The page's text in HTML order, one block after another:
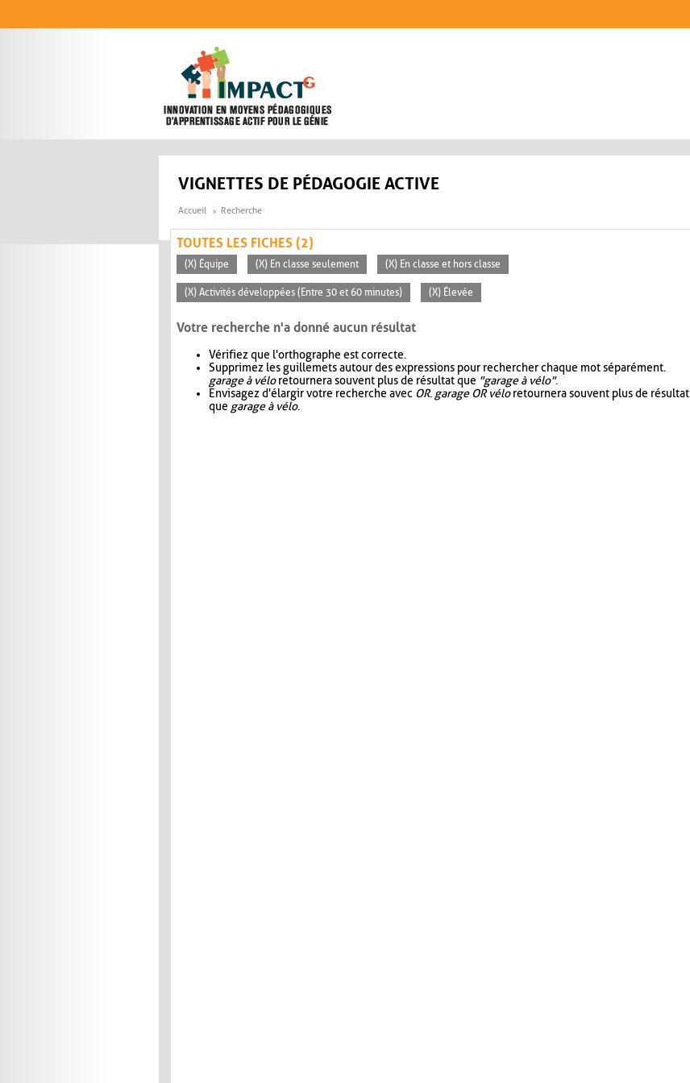
VIGNETTES DE PÉDAGOGIE ACTIVE
Accueil Recherche
TOUTES LES FICHES (2)
(X) Équipe (X) En classe seulement (X) En classe et hors classe
(X) Activités développées (Entre 30 et 60 minutes) (X) Élevée
Votre recherche n'a donné aucun résultat
Vérifiez que l'orthographe est correcte.
Supprimez les guillemets autour des expressions pour rechercher chaque mot séparément.
garage à véloretournera souvent plus de résultat que "garage à vélo".
Envisagez d'élargir votre recherche avec OR. garage OR véloretournera souvent plus de résultat
que garage à vélo.